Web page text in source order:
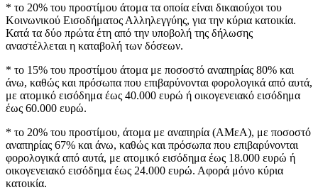
* το 20% του προστίμου άτομα τα οποία είναι δικαιούχοι του
Κοινωνικού Εισοδήματος Αλληλεγγύης, για την κύρια κατοικία.
Κατά τα δύο πρώτα έτη από την υποβολή της δήλωσης
αναστέλλεται η καταβολή των δόσεων.
* το 15% του προστίμου άτομα με ποσοστό αναπηρίας 80% και
άνω, καθώς και πρόσωπα που επιβαρύνονται φορολογικά από αυτά,
με ατομικό εισόδημα έως 40.000 ευρώ ή οικογενειακό εισόδημα
έως 60.000 ευρώ.
* το 20% του προστίμου, άτομα με αναπηρία (ΑΜεΑ), με ποσοστό
αναπηρίας 67% και άνω, καθώς και πρόσωπα που επιβαρύνονται
φορολογικά από αυτά, με ατομικό εισόδημα έως 18.000 ευρώ ή
οικογενειακό εισόδημα έως 24.000 ευρώ. Αφορά μόνο κύρια
κατοικία.